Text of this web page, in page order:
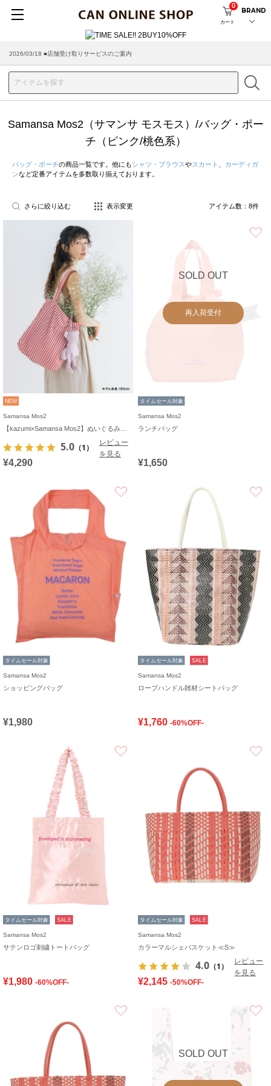
カート
0
BRAND
2026/03/18 ■店舗受け取りサービスのご案内
Samansa Mos2（サマンサ モスモス）/バッグ・ポー
チ（ピンク/桃色系）
バッグ・ポーチの商品一覧です。他にもシャツ・ブラウスやスカート
カーディガ
ンなど定番アイテムを多数取り揃えております。
さらに絞り込む 表示変更 アイテム数： 8件
NEW
Samansa Mos2
5.0 （1）
レビュー
を見る
¥4,290
SOLD OUT
再入荷受付
タイムセール対象
Samansa Mos2
ランチバッグ
¥1,650
タイムセール対象
Samansa Mos2
ショッピングバッグ
¥1,980
タイムセール対象 SALE
Samansa Mos2
ロープハンドル雑材シートバッグ
¥1,760 -60%OFF-
タイムセール対象 SALE
Samansa Mos2
サテンロゴ刺繍トートバッグ
¥1,980 -60%OFF-
タイムセール対象 SALE
Samansa Mos2
カラーマルシェバスケット≪S≫
4.0 （1）
レビュー
を見る
¥2,145 -50%OFF-
SOLD OUT